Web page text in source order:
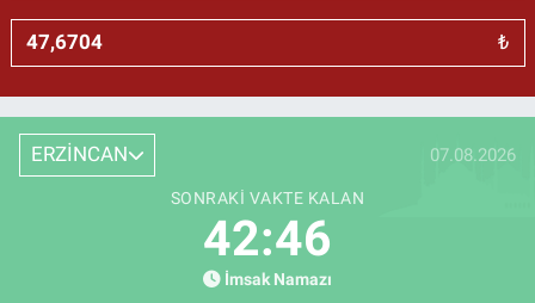
₺
ERZİNCAN 07.08.2026
SONRAKI VAKTE KALAN
42:46
İmsak Namazı